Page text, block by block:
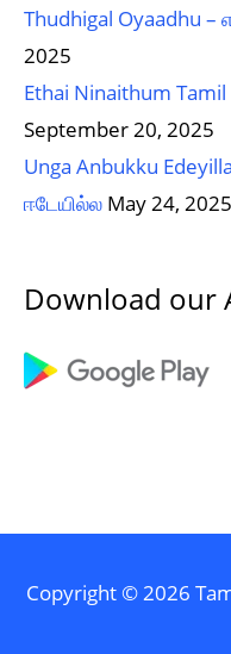
Thudhigal Oyaadhu –
2025
Ethai Ninaithum
September 20, 2025
Unga Anbukku
ஈடேயில்ல May 24, 2025
Download our
Copyright © 2026